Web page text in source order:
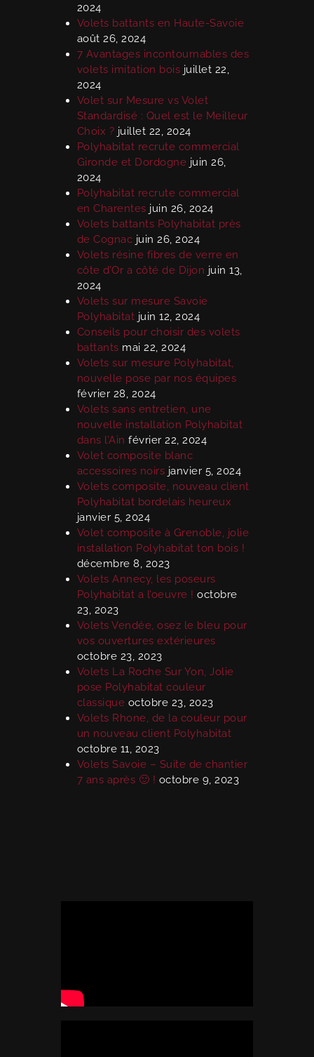
2024
Volets battants en Haute-Savoie
août 26, 2024
7 Avantages incontournables des
volets imitation bois juillet 22,
2024
Volet sur Mesure vs Volet
Standardisé : Quel est le Meilleur
Choix ? juillet 22, 2024
Polyhabitat recrute commercial
Gironde et Dordogne juin 26,
2024
Polyhabitat recrute commercial
en Charentes juin 26, 2024
Volets battants Polyhabitat près
de Cognac juin 26, 2024
Volets résine fibres de verre en
côte d’Or a côté de Dijon juin 13,
2024
Volets sur mesure Savoie
Polyhabitat juin 12, 2024
Conseils pour choisir des volets
battants mai 22, 2024
Volets sur mesure Polyhabitat,
nouvelle pose par nos équipes
février 28, 2024
Volets sans entretien, une
nouvelle installation Polyhabitat
dans l’Ain février 22, 2024
Volet composite blanc
accessoires noirs janvier 5, 2024
Volets composite, nouveau client
Polyhabitat bordelais heureux
janvier 5, 2024
Volet composite à Grenoble, jolie
installation Polyhabitat ton bois !
décembre 8, 2023
Volets Annecy, les poseurs
Polyhabitat a l’oeuvre ! octobre
23, 2023
Volets Vendée, osez le bleu pour
vos ouvertures extérieures
octobre 23, 2023
Volets La Roche Sur Yon, Jolie
pose Polyhabitat couleur
classique octobre 23, 2023
Volets Rhone, de la couleur pour
un nouveau client Polyhabitat
octobre 11, 2023
Volets Savoie – Suite de chantier
7 ans après 🙂 ! octobre 9, 2023